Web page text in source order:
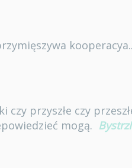
przyszłe czy
mogą.